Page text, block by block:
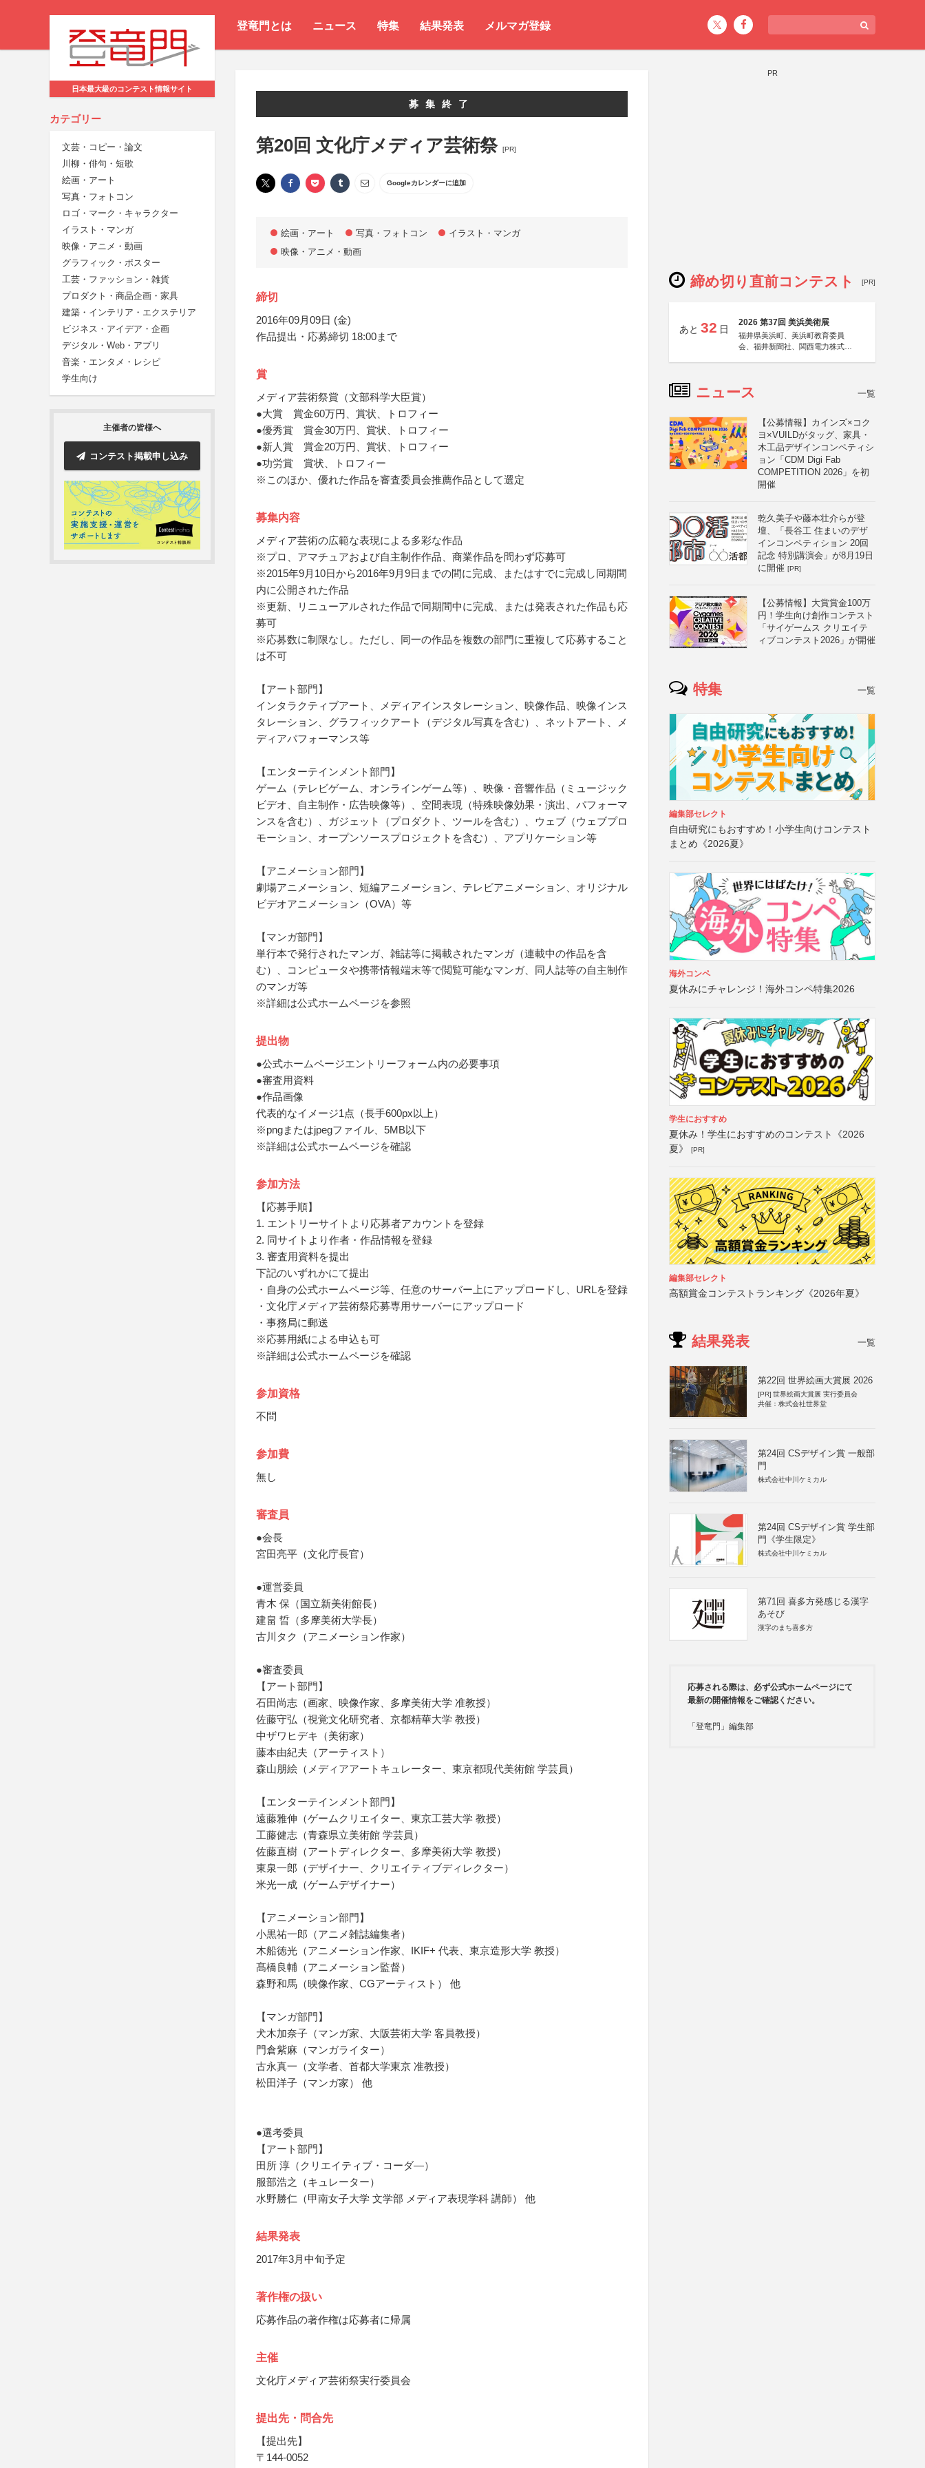
登竜門とは ニュース 特集 結果発表 メルマガ登録
日本最大級のコンテスト情報サイト
カテゴリー
文芸・コピー・論文
川柳・俳句・短歌
絵画・アート
写真・フォトコン
ロゴ・マーク・キャラクター
イラスト・マンガ
映像・アニメ・動画
グラフィック・ポスター
工芸・ファッション・雑貨
プロダクト・商品企画・家具
建築・インテリア・エクステリア
ビジネス・アイデア・企画
デジタル・Web・アプリ
音楽・エンタメ・レシピ
学生向け
主催者の皆様へ
コンテスト掲載申し込み
募集終了
第20回 文化庁メディア芸術祭 [PR]
Googleカレンダーに追加
絵画・アート 写真・フォトコン
イラスト・マンガ
映像・アニメ・動画
締切
2016年09月09日 (金)
作品提出・応募締切 18:00まで
賞
メディア芸術祭賞（文部科学大臣賞）
●大賞 賞金60万円、賞状、トロフィー
●優秀賞 賞金30万円、賞状、トロフィー
●新人賞 賞金20万円、賞状、トロフィー
●功労賞 賞状、トロフィー
※このほか、優れた作品を審査委員会推薦作品として選定
募集内容
メディア芸術の広範な表現による多彩な作品
※プロ、アマチュアおよび自主制作作品、商業作品を問わず応募可
※2015年9月10日から2016年9月9日までの間に完成、またはすでに完成し同期間
内に公開された作品
※更新、リニューアルされた作品で同期間中に完成、または発表された作品も応
募可
※応募数に制限なし。ただし、同一の作品を複数の部門に重複して応募すること
は不可
【アート部門】
インタラクティブアート、メディアインスタレーション、映像作品、映像インス
タレーション、グラフィックアート（デジタル写真を含む）、ネットアート、メ
ディアパフォーマンス等
【エンターテインメント部門】
ゲーム（テレビゲーム、オンラインゲーム等）、映像・音響作品（ミュージック
ビデオ、自主制作・広告映像等）、空間表現（特殊映像効果・演出、パフォーマ
ンスを含む）、ガジェット（プロダクト、ツールを含む）、ウェブ（ウェブプロ
モーション、オープンソースプロジェクトを含む）、アプリケーション等
【アニメーション部門】
劇場アニメーション、短編アニメーション、テレビアニメーション、オリジナル
ビデオアニメーション（OVA）等
【マンガ部門】
単行本で発行されたマンガ、雑誌等に掲載されたマンガ（連載中の作品を含
む）、コンピュータや携帯情報端末等で閲覧可能なマンガ、同人誌等の自主制作
のマンガ等
※詳細は公式ホームページを参照
提出物
●公式ホームページエントリーフォーム内の必要事項
●審査用資料
●作品画像
代表的なイメージ1点（長手600px以上）
※pngまたはjpegファイル、5MB以下
※詳細は公式ホームページを確認
参加方法
【応募手順】
1. エントリーサイトより応募者アカウントを登録
2. 同サイトより作者・作品情報を登録
3. 審査用資料を提出
下記のいずれかにて提出
・自身の公式ホームページ等、任意のサーバー上にアップロードし、URLを登録
・文化庁メディア芸術祭応募専用サーバーにアップロード
・事務局に郵送
※応募用紙による申込も可
※詳細は公式ホームページを確認
参加資格
不問
参加費
無し
審査員
●会長
宮田亮平（文化庁長官）
●運営委員
青木 保（国立新美術館長）
建畠 晢（多摩美術大学長）
古川タク（アニメーション作家）
●審査委員
【アート部門】
石田尚志（画家、映像作家、多摩美術大学 准教授）
佐藤守弘（視覚文化研究者、京都精華大学 教授）
中ザワヒデキ（美術家）
藤本由紀夫（アーティスト）
森山朋絵（メディアアートキュレーター、東京都現代美術館 学芸員）
【エンターテインメント部門】
遠藤雅伸（ゲームクリエイター、東京工芸大学 教授）
工藤健志（青森県立美術館 学芸員）
佐藤直樹（アートディレクター、多摩美術大学 教授）
東泉一郎（デザイナー、クリエイティブディレクター）
米光一成（ゲームデザイナー）
【アニメーション部門】
小黒祐一郎（アニメ雑誌編集者）
木船徳光（アニメーション作家、IKIF+ 代表、東京造形大学 教授）
髙橋良輔（アニメーション監督）
森野和馬（映像作家、CGアーティスト） 他
【マンガ部門】
犬木加奈子（マンガ家、大阪芸術大学 客員教授）
門倉紫麻（マンガライター）
古永真一（文学者、首都大学東京 准教授）
松田洋子（マンガ家） 他
●選考委員
【アート部門】
田所 淳（クリエイティブ・コーダ―）
服部浩之（キュレーター）
水野勝仁（甲南女子大学 文学部 メディア表現学科 講師） 他
結果発表
2017年3月中旬予定
著作権の扱い
応募作品の著作権は応募者に帰属
主催
文化庁メディア芸術祭実行委員会
提出先・問合先
【提出先】
〒144-0052
PR
締め切り直前コンテスト [PR]
あと 32 日
2026 第37回 美浜美術展
福井県美浜町、美浜町教育委員
会、福井新聞社、関西電力株式会
ニュース 一覧
【公募情報】カインズ×コク
ヨ×VUILDがタッグ、家具・
木工品デザインコンペティシ
ョン「CDM Digi Fab
COMPETITION 2026」を初
開催
乾久美子や藤本壮介らが登
壇、「長谷工 住まいのデザ
インコンペティション 20回
記念 特別講演会」が8月19日
に開催 [PR]
【公募情報】大賞賞金100万
円！学生向け創作コンテスト
「サイゲームス クリエイテ
ィブコンテスト2026」が開催
特集 一覧
編集部セレクト
自由研究にもおすすめ！小学生向けコンテスト
まとめ《2026夏》
海外コンペ
夏休みにチャレンジ！海外コンペ特集2026
学生におすすめ
夏休み！学生におすすめのコンテスト《2026
夏》
[PR]
編集部セレクト
高額賞金コンテストランキング《2026年夏》
結果発表 一覧
第22回 世界絵画大賞展 2026
[PR] 世界絵画大賞展 実行委員会
共催：株式会社世界堂
第24回 CSデザイン賞 一般部
門
株式会社中川ケミカル
第24回 CSデザイン賞 学生部
門《学生限定》
株式会社中川ケミカル
第71回 喜多方発感じる漢字
あそび
漢字のまち喜多方
応募される際は、必ず公式ホームページにて
最新の開催情報をご確認ください。
「登竜門」編集部